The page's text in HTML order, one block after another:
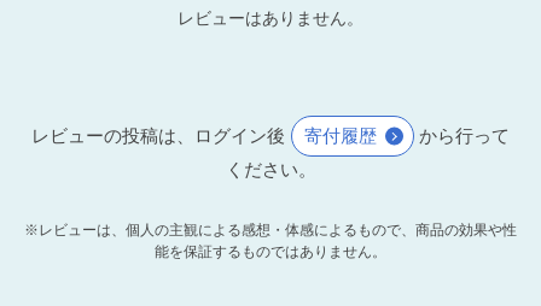
レビューはありません。
レビューの投稿は、ログイン後 寄付履歴
から行って
ください。
※レビューは、個人の主観による感想・体感によるもので、商品の効果や性
能を保証するものではありません。